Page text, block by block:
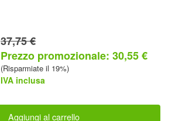
37,75 €
Prezzo promozionale: 30,55 €
(Risparmiate il 19%)
IVA inclusa
Aggiungi al carrello